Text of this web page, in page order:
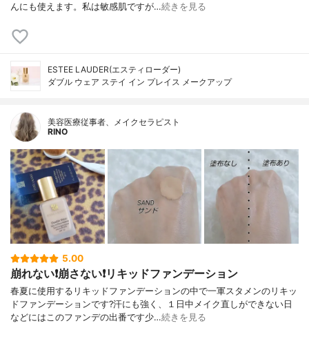
んにも使えます。私は敏感肌ですが…続きを見る
ESTEE LAUDER(エスティローダー)
ダブル ウェア ステイ イン プレイス メークアップ
美容医療従事者、メイクセラピスト
RINO
5.00
崩れない❗️崩さない❗️リキッドファンデーション
春夏に使用するリキッドファンデーションの中で一軍スタメンのリキッ
ドファンデーションです?汗にも強く、１日中メイク直しができない日
などにはこのファンデの出番です少…続きを見る